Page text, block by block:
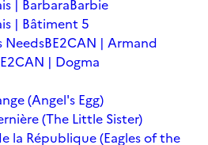
| BarbaraBarbie
| Bâtiment 5
NeedsBE2CAN | Armand
| Dogma
(Angel's Egg)
(The Little Sister)
la République (Eagles of the